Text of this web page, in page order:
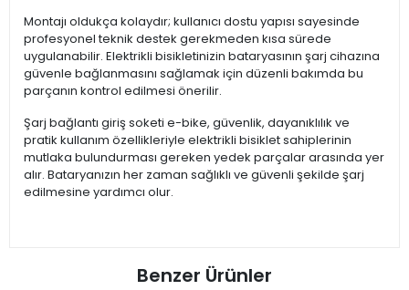
Montajı oldukça kolaydır; kullanıcı dostu yapısı sayesinde
profesyonel teknik destek gerekmeden kısa sürede
uygulanabilir. Elektrikli bisikletinizin bataryasının şarj cihazına
güvenle bağlanmasını sağlamak için düzenli bakımda bu
parçanın kontrol edilmesi önerilir.
Şarj bağlantı giriş soketi e-bike, güvenlik, dayanıklılık ve
pratik kullanım özellikleriyle elektrikli bisiklet sahiplerinin
mutlaka bulundurması gereken yedek parçalar arasında yer
alır. Bataryanızın her zaman sağlıklı ve güvenli şekilde şarj
edilmesine yardımcı olur.
Benzer Ürünler